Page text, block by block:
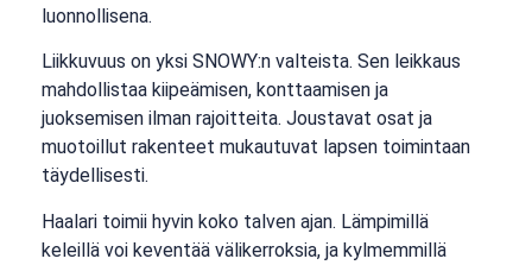
luonnollisena.
Liikkuvuus on yksi SNOWY:n valteista. Sen leikkaus
mahdollistaa kiipeämisen, konttaamisen ja
juoksemisen ilman rajoitteita. Joustavat osat ja
muotoillut rakenteet mukautuvat lapsen toimintaan
täydellisesti.
Haalari toimii hyvin koko talven ajan. Lämpimillä
keleillä voi keventää välikerroksia, ja kylmemmillä